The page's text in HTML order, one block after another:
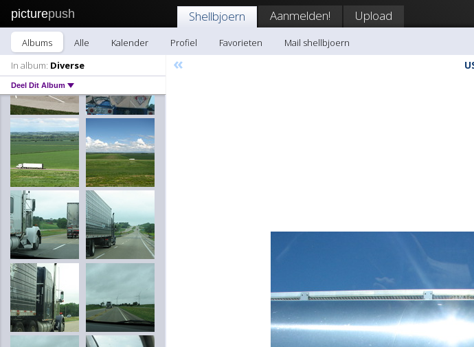
picturepush Shellbjoern Aanmelden! Upload
Albums Alle Kalender Profiel Favorieten
Mail shellbjoern
In album: Diverse
Deel Dit Album
«